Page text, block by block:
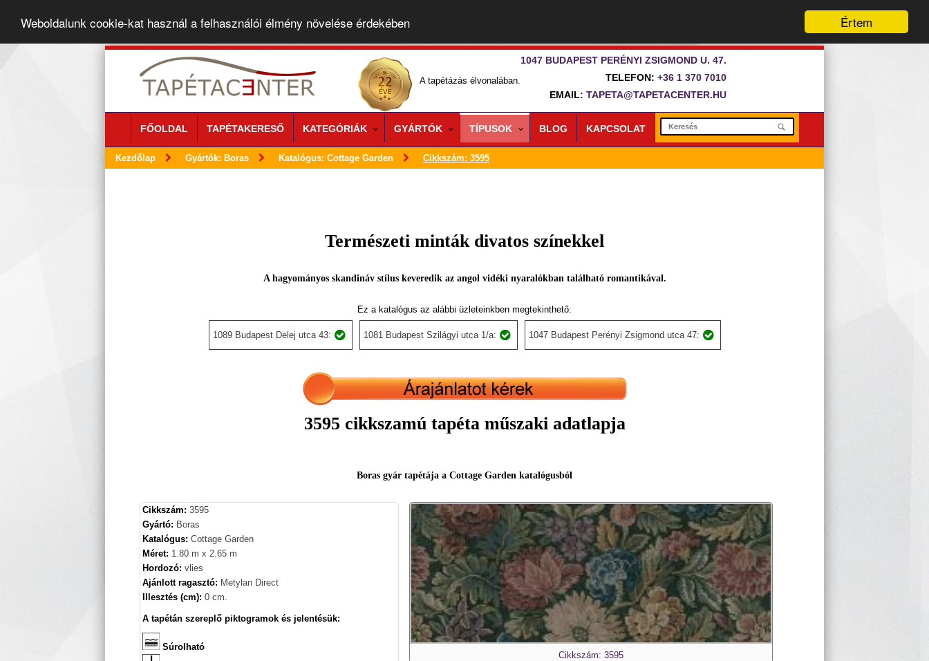
Értem
Weboldalunk cookie-kat használ a felhasználói élmény növelése érdekében
A tapétázás élvonalában.
1047 BUDAPEST PERÉNYI ZSIGMOND U. 47.
TELEFON: +36 1 370 7010
EMAIL: TAPETA@TAPETACENTER.HU
FŐOLDAL TAPÉTAKERESŐ KATEGÓRIÁK GYÁRTÓK TÍPUSOK BLOG KAPCSOLAT
Kezdőlap Gyártók: Boras Katalógus: Cottage Garden Cikkszám: 3595
Természeti minták divatos színekkel
A hagyományos skandináv stílus keveredik az angol vidéki nyaralókban található romantikával.
Ez a katalógus az alábbi üzleteinkben megtekinthető:
1089 Budapest Delej utca 43: 1081 Budapest Szilágyi utca 1/a: 1047 Budapest Perényi Zsigmond utca 47:
3595 cikkszamú tapéta műszaki adatlapja
Boras gyár tapétája a Cottage Garden katalógusból
Cikkszám: 3595
Gyártó: Boras
Katalógus: Cottage Garden
Méret: 1.80 m x 2.65 m
Hordozó: vlies
Ajánlott ragasztó: Metylan Direct
Illesztés (cm): 0 cm.
A tapétán szereplő piktogramok és jelentésük:
Súrolható
Cikkszám: 3595